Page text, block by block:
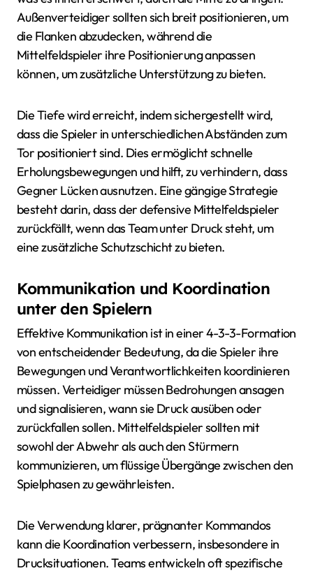
Außenverteidiger sollten sich breit positionieren, um
die Flanken abzudecken, während die
Mittelfeldspieler ihre Positionierung anpassen
können, um zusätzliche Unterstützung zu bieten.
Die Tiefe wird erreicht, indem sichergestellt wird,
dass die Spieler in unterschiedlichen Abständen zum
Tor positioniert sind. Dies ermöglicht schnelle
Erholungsbewegungen und hilft, zu verhindern, dass
Gegner Lücken ausnutzen. Eine gängige Strategie
besteht darin, dass der defensive Mittelfeldspieler
zurückfällt, wenn das Team unter Druck steht, um
eine zusätzliche Schutzschicht zu bieten.
Kommunikation und Koordination
unter den Spielern
Effektive Kommunikation ist in einer 4-3-3-Formation
von entscheidender Bedeutung, da die Spieler ihre
Bewegungen und Verantwortlichkeiten koordinieren
müssen. Verteidiger müssen Bedrohungen ansagen
und signalisieren, wann sie Druck ausüben oder
zurückfallen sollen. Mittelfeldspieler sollten mit
sowohl der Abwehr als auch den Stürmern
kommunizieren, um flüssige Übergänge zwischen den
Spielphasen zu gewährleisten.
Die Verwendung klarer, prägnanter Kommandos
kann die Koordination verbessern, insbesondere in
Drucksituationen. Teams entwickeln oft spezifische